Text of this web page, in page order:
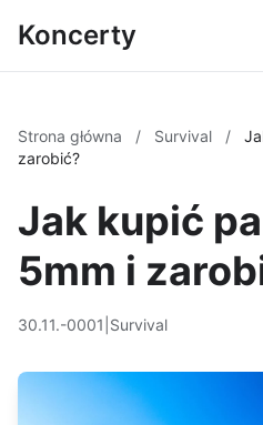
Koncerty
Strona główna / Survival /
zarobić?
Jak kupić
5mm i
30.11.-0001 Survival